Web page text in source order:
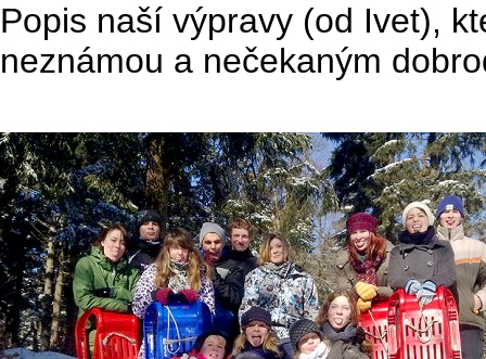
Popis naší výpravy (od Ivet),
neznámou a nečekaným